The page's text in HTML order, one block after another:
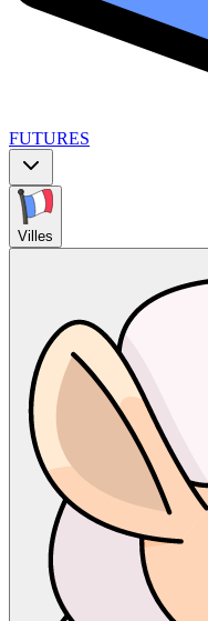
FUTURES
Villes